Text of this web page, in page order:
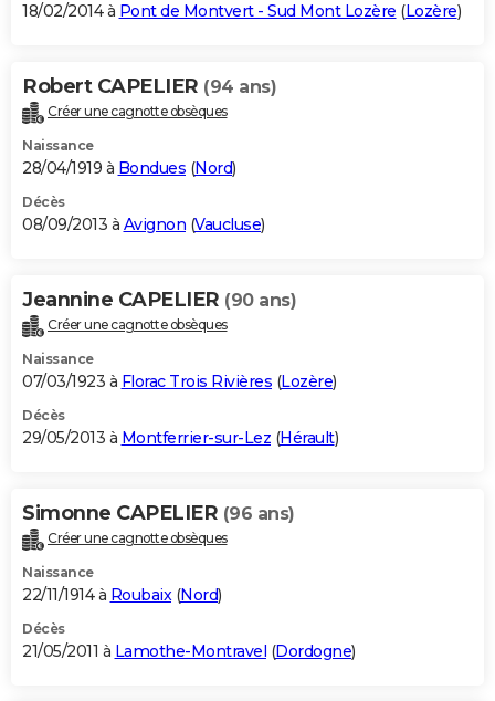
18/02/2014 à Pont de Montvert - Sud Mont Lozère (Lozère)
Robert CAPELIER (94 ans)
Créer une cagnotte obsèques
Naissance
28/04/1919 à Bondues (Nord)
Décès
08/09/2013 à Avignon (Vaucluse)
Jeannine CAPELIER (90 ans)
Créer une cagnotte obsèques
Naissance
07/03/1923 à Florac Trois Rivières (Lozère)
Décès
29/05/2013 à Montferrier-sur-Lez (Hérault)
Simonne CAPELIER (96 ans)
Créer une cagnotte obsèques
Naissance
22/11/1914 à Roubaix(Nord)
Décès
21/05/2011 à Lamothe-Montravel (Dordogne)